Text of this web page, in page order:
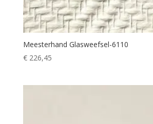
Meesterhand Glasweefsel-6110
€226,45